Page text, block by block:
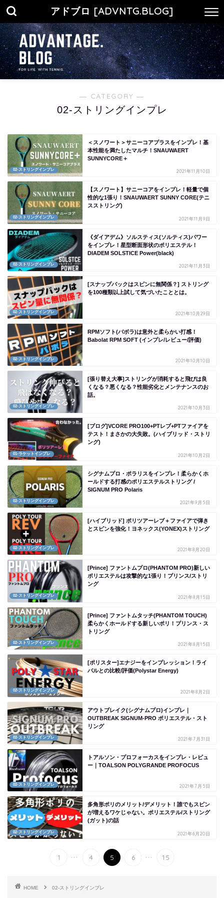
アドブロ [ADVNTG.BLOG]
― CATEGORY ―
02-ストリングインプレ
02-ストリングインプレ
＜スノワート＞サニーコアプラスをインプレ！基
本性能を満たしたマルチ！SNAUWAERT
SUNNYCORE＋
2021年11月10日
02-ストリングインプレ
【スノワート】サニーコアをインプレ！軽量で個
性的な1張り！SNAUWAERT SUNNY CORE(テニ
スストリング)
2021年11月9日
02-ストリングインプレ
《ダイアデム》ソルスティス(ソルティス)パワー
をインプレ！星型断面形状のポリエステル！
DIADEM SOLSTICE Power(black)
2021年11月3日
02-ストリングインプレ
[スナップバックはスピンに無関係？] ストリング
を100種類以上試して気づいたこととは。
2021年10月29日
02-ストリングインプレ
RPMソフト(バボラ)は意外と柔らかい打感！
Babolat RPM SOFT (インプレ/レビュー/評価)
2021年10月10日
02-ストリングインプレ
[張り替え大事]ストリングが消耗すると飛びは良
くなる？悪くなる？性能劣化とメンテナンスのお
話。
2021年10月3日
01-ラケットインプレ
[ブログ]VCORE PRO100+PTレブ+PTファイアを
テスト！まさかの大失敗。(ハイブリッド・ストリ
ング)
2021年10月2日
02-ストリングインプレ
シグナムプロ・ポラリスをインプレ！柔らかくホ
ールドする打感のポリエステルストリング /
SIGNUM PRO Polaris
2021年9月5日
02-ストリングインプレ
[ハイブリッド] ポリツアーレブ＋ファイアで弾き
とスピンを強化！ヨネックス(YONEX)ストリング
2021年8月20日
02-ストリングインプレ
[Prince] ファントムプロ(PHANTOM PRO)新しい
ポリエステルは攻撃的な1張り！プリンス/ストリ
ング
2021年8月15日
02-ストリングインプレ
[Prince] ファントムタッチ(PHANTOM TOUCH)
柔らかくホールドする新しいポリ！プリンス・ス
トリング
2021年8月15日
02-ストリングインプレ
[ポリスター]エナジーをインプレッション！ライ
バルとの比較/評価(Polystar Energy)
2021年8月2日
02-ストリングインプレ
アウトブレイク(シグナムプロ)インプレ｜
OUTBREAK SIGNUM-PRO ポリエステル・スト
リング
2021年7月31日
02-ストリングインプレ
トアルソン・プロフォーカスをインプレ・レビュ
ー｜TOALSON POLYGRANDE PROFOCUS
2021年7月5日
02-ストリングインプレ
多角形ポリのメリット/デメリット！誰でもスピン
が増えるワケじゃない。ポリエステル/ストリング
(ガット)の話
2021年6月20日
1 ... 4 5 6 ... 15
HOME 02-ストリングインプレ